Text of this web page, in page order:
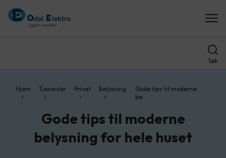
Søk
Hjem Tjenester Privat Belysning
Gode tips til moderne
be…
Gode tips til moderne
belysning for hele huset